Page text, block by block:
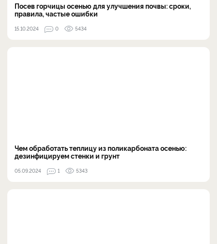
Посев горчицы осенью для улучшения почвы: сроки,
правила, частые ошибки
15.10.2024 0 5434
Чем обработать теплицу из поликарбоната осенью:
дезинфицируем стенки и грунт
05.09.2024 1 5343